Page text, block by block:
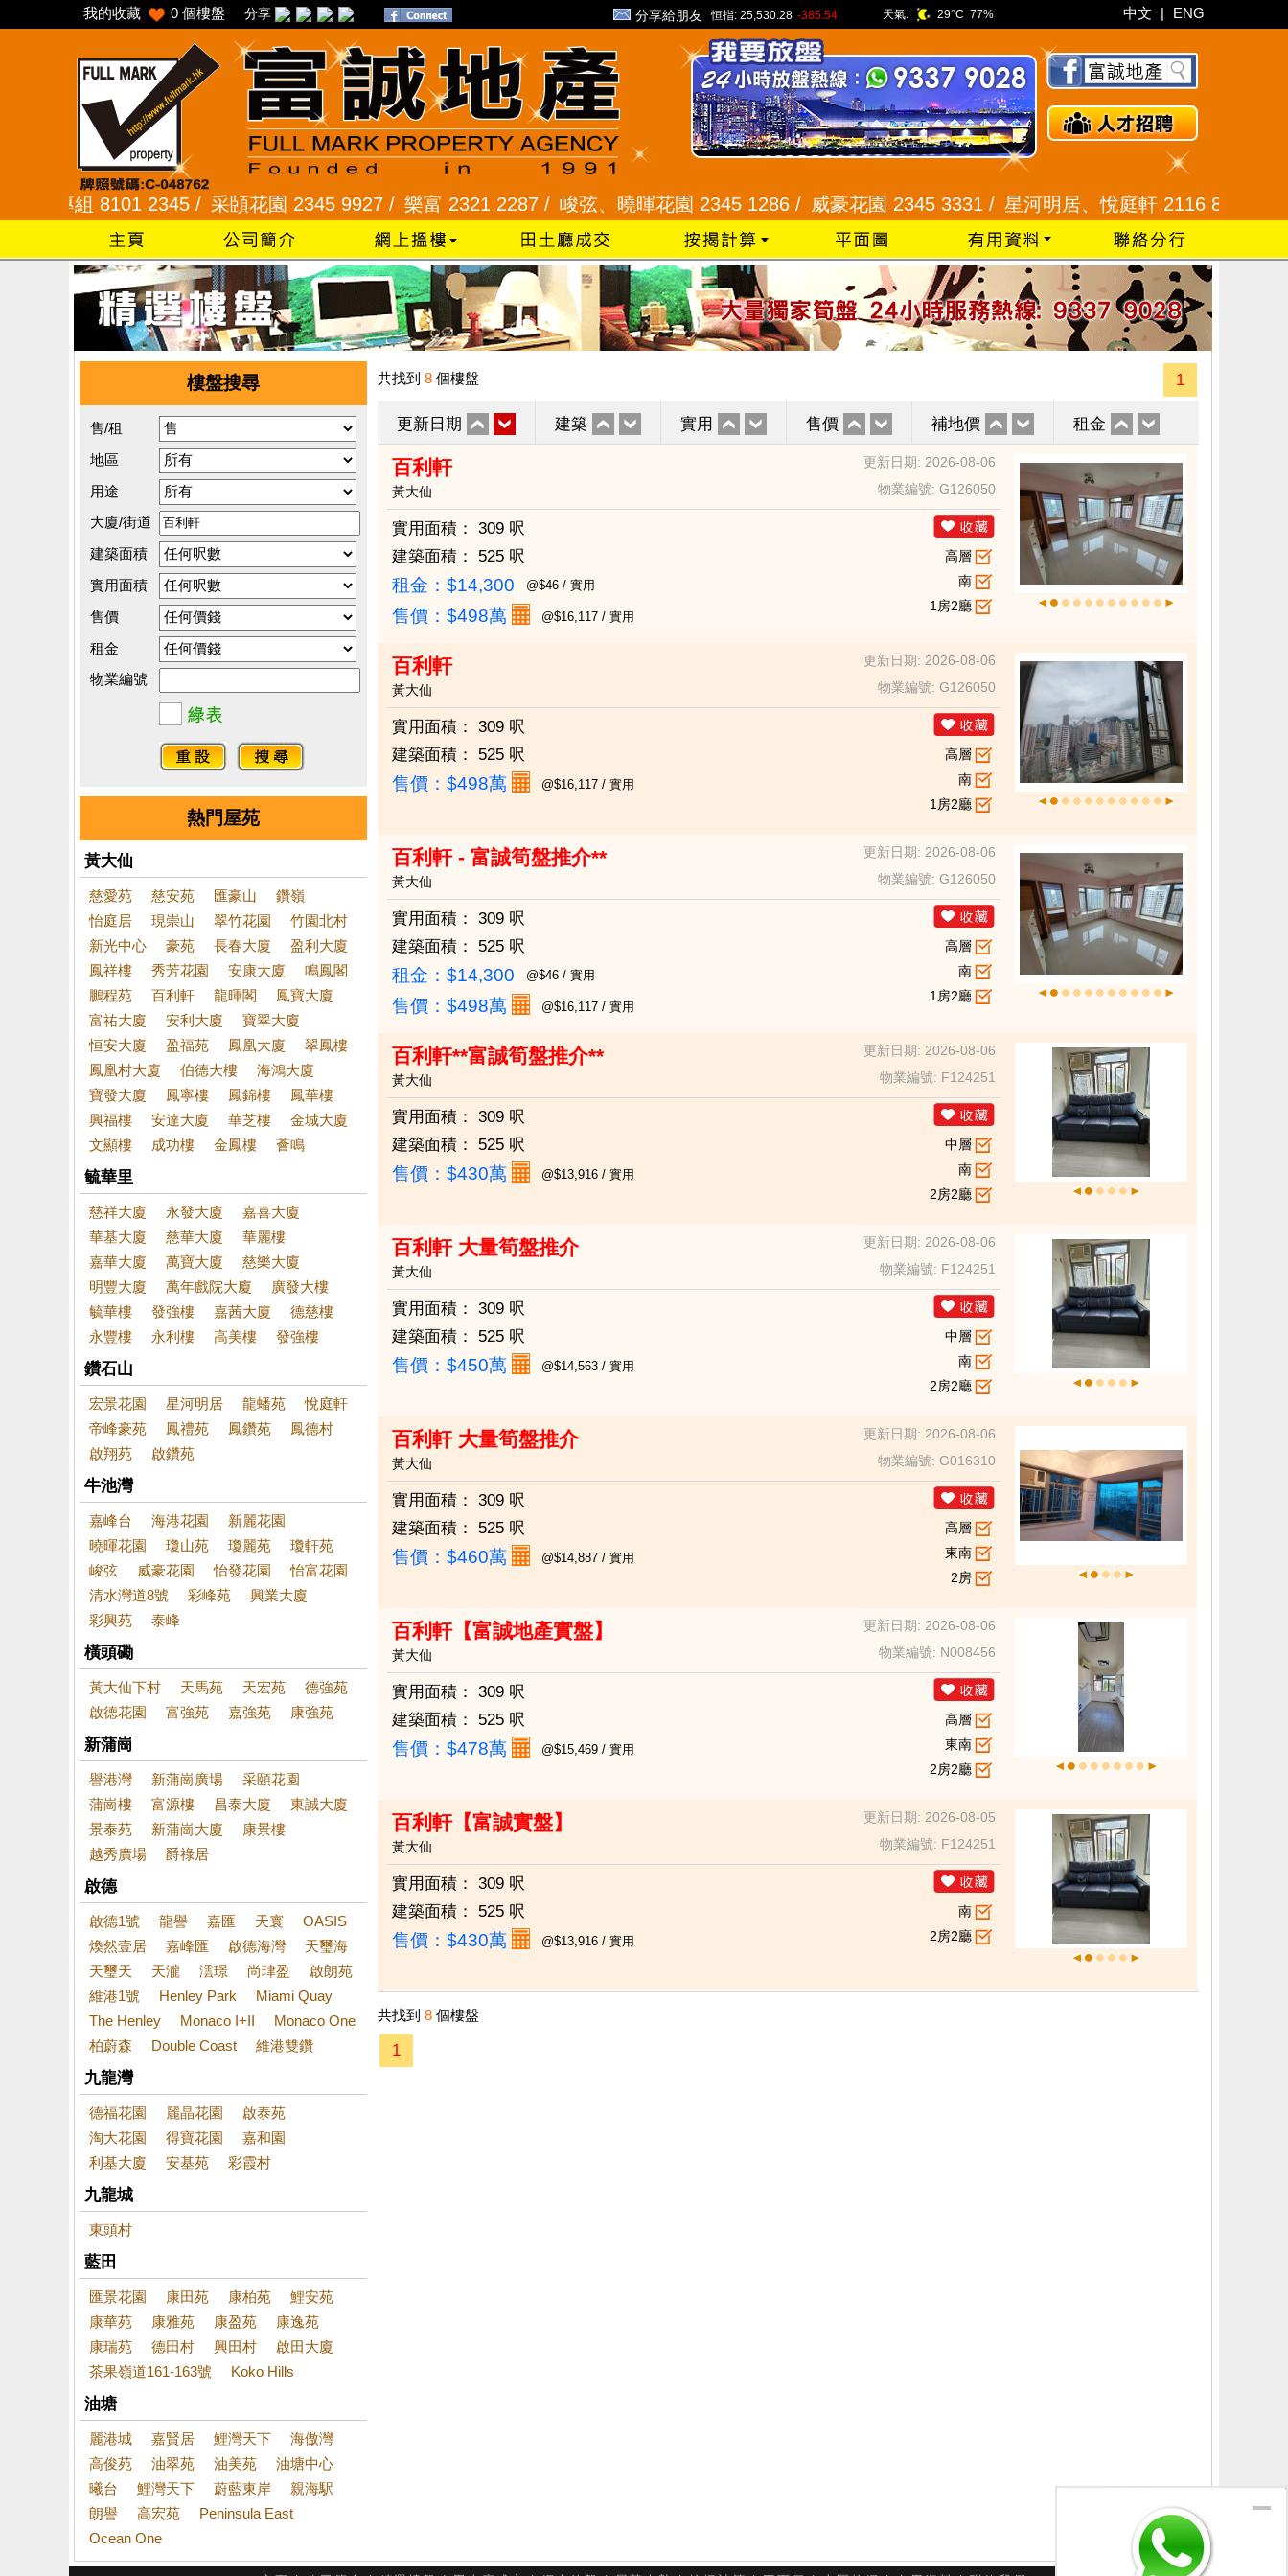
我的收藏 0 個樓盤 分享 分享給朋友 恒指: 25,530.28 -385.54 天氣: 29°C 77% 中文 | ENG
組 8101 2345 /采頣花園 2345 9927 /樂富 2321 2287 /峻弦、曉暉花園 2345 1286 /威豪花園 2345 3331 /星河明居、悅庭軒 2116 8008 /現崇山
樓盤搜尋
售/租
地區
用途
大廈/街道
建築面積
實用面積
售價
租金
物業編號
熱門屋苑
黃大仙
慈愛苑 慈安苑 匯豪山
鑽嶺
怡庭居
現崇山 翠竹花園
竹園北村
新光中心
豪苑 長春大廈
盈利大廈
鳳祥樓
秀芳花園 安康大廈
鳴鳳閣
鵬程苑
百利軒 龍暉閣
鳳寶大廈
富祐大廈
安利大廈
寶翠大廈
恒安大廈
盈福苑 鳳凰大廈
翠鳳樓
鳳凰村大廈
伯德大樓
海鴻大廈
寶發大廈
鳳寧樓 鳳錦樓
鳳華樓
興福樓
安達大廈 華芝樓
金城大廈
文顯樓
成功樓 金鳳樓 薈鳴
毓華里
慈祥大廈 永發大廈
嘉喜大廈
華基大廈
慈華大廈
華麗樓
嘉華大廈
萬寶大廈
慈樂大廈
明豐大廈
萬年戲院大廈
廣發大樓
毓華樓
發強樓 嘉茜大廈
德慈樓
永豐樓
永利樓 高美樓 發強樓
鑽石山
宏景花園 星河明居 龍蟠苑
悅庭軒
帝峰豪苑
鳳禮苑 鳳鑽苑
鳳德村
啟翔苑
啟鑽苑
牛池灣
嘉峰台 海港花園
新麗花園
曉暉花園
瓊山苑 瓊麗苑
瓊軒苑
峻弦
威豪花園 怡發花園
怡富花園
清水灣道8號
彩峰苑
興業大廈
彩興苑
泰峰
橫頭磡
黃大仙下村 天馬苑 天宏苑
德強苑
啟德花園
富強苑 嘉強苑 康強苑
新蒲崗
譽港灣 新蒲崗廣場
采頤花園
蒲崗樓
富源樓 昌泰大廈
東誠大廈
景泰苑
新蒲崗大廈
康景樓
越秀廣場
爵祿居
啟德
啟德1號 龍譽 嘉匯 天寰
OASIS
煥然壹居
嘉峰匯 啟德海灣
天璽海
天璽天
天瀧 澐璟 尚珒盈
啟朗苑
維港1號
Henley Park
Miami Quay
The Henley
Monaco I+II
Monaco One
柏蔚森
Double Coast 維港雙鑽
九龍灣
德福花園 麗晶花園
啟泰苑
淘大花園
得寶花園
嘉和園
利基大廈
安基苑 彩霞村
九龍城
東頭村
藍田
匯景花園 康田苑 康柏苑
鯉安苑
康華苑
康雅苑 康盈苑
康逸苑
康瑞苑
德田村 興田村
啟田大廈
茶果嶺道161-163號
Koko Hills
油塘
麗港城 嘉賢居 鯉灣天下
海傲灣
高俊苑
油翠苑 油美苑
油塘中心
曦台
鯉灣天下 蔚藍東岸
親海駅
朗譽
高宏苑
Peninsula East
Ocean One
共找到 8 個樓盤 1
更新日期 建築 實用 售價 補地價 租金
百利軒
更新日期: 2026-08-06
黃大仙
物業編號: G126050
實用面積：
309 呎
建築面積：
525 呎
租金：$14,300 @$46 / 實用
售價： $498萬 @$16,117 / 實用
高層
南
1房2廳
百利軒
更新日期: 2026-08-06
黃大仙
物業編號: G126050
實用面積：
309 呎
建築面積：
525 呎
售價： $498萬 @$16,117 / 實用
高層
南
1房2廳
百利軒 - 富誠筍盤推介**
更新日期: 2026-08-06
黃大仙
物業編號: G126050
實用面積：
309 呎
建築面積：
525 呎
租金：$14,300 @$46 / 實用
售價： $498萬 @$16,117 / 實用
高層
南
1房2廳
百利軒**富誠筍盤推介**
更新日期: 2026-08-06
黃大仙
物業編號: F124251
實用面積：
309 呎
建築面積：
525 呎
售價： $430萬 @$13,916 / 實用
中層
南
2房2廳
百利軒 大量筍盤推介
更新日期: 2026-08-06
黃大仙
物業編號: F124251
實用面積：
309 呎
建築面積：
525 呎
售價： $450萬 @$14,563 / 實用
中層
南
2房2廳
百利軒 大量筍盤推介
更新日期: 2026-08-06
黃大仙
物業編號: G016310
實用面積：
309 呎
建築面積：
525 呎
售價： $460萬 @$14,887 / 實用
高層
東南
2房
百利軒【富誠地產實盤】
更新日期: 2026-08-06
黃大仙
物業編號: N008456
實用面積：
309 呎
建築面積：
525 呎
售價： $478萬 @$15,469 / 實用
高層
東南
2房2廳
百利軒【富誠實盤】
更新日期: 2026-08-05
黃大仙
物業編號: F124251
實用面積：
309 呎
建築面積：
525 呎
售價： $430萬 @$13,916 / 實用
南
2房2廳
共找到 8 個樓盤
1